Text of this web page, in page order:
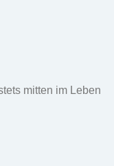
mitten im Leben